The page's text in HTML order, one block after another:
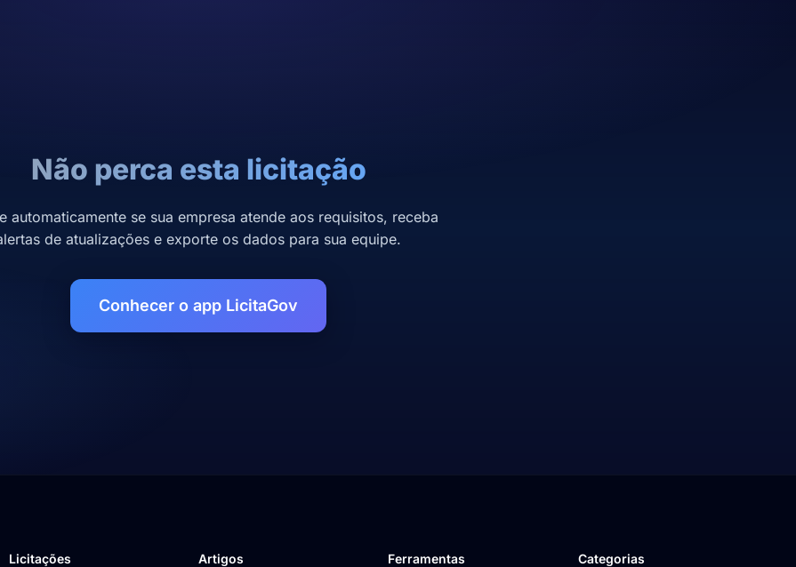
Não perca esta licitação
automaticamente se sua empresa atende aos requisitos, receba
de atualizações e exporte os dados para sua equipe.
Conhecer o app LicitaGov
Licitações Artigos Ferramentas Categorias